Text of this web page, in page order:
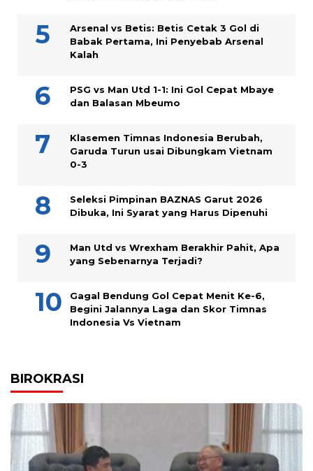
Arsenal vs Betis: Betis Cetak 3 Gol di
Babak Pertama, Ini Penyebab Arsenal
Kalah
PSG vs Man Utd 1-1: Ini Gol Cepat Mbaye
dan Balasan Mbeumo
Klasemen Timnas Indonesia Berubah,
Garuda Turun usai Dibungkam Vietnam
0-3
Seleksi Pimpinan BAZNAS Garut 2026
Dibuka, Ini Syarat yang Harus Dipenuhi
Man Utd vs Wrexham Berakhir Pahit, Apa
yang Sebenarnya Terjadi?
Gagal Bendung Gol Cepat Menit Ke-6,
Begini Jalannya Laga dan Skor Timnas
Indonesia Vs Vietnam
BIROKRASI